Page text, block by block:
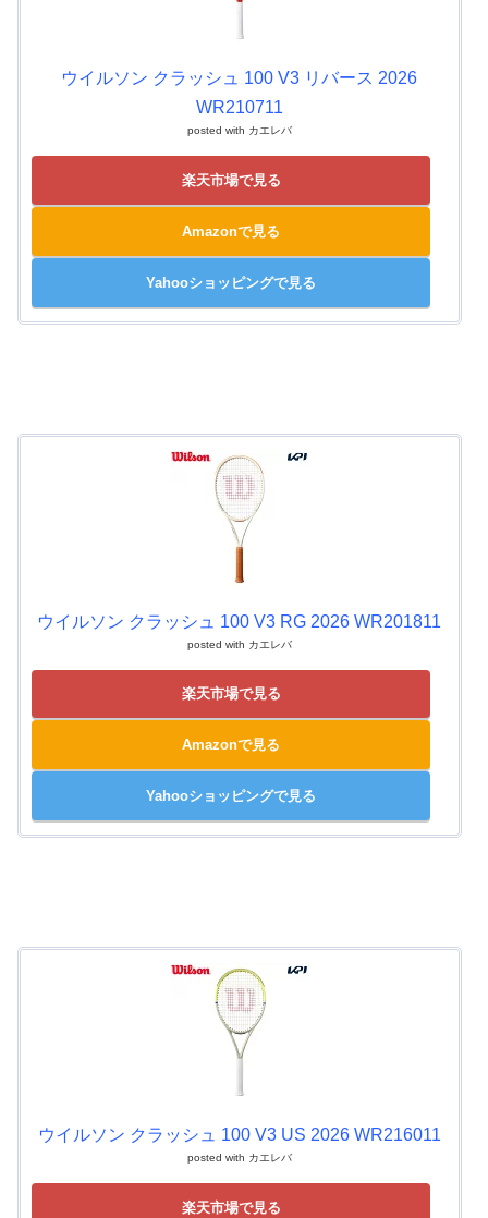
ウイルソン クラッシュ 100 V3 リバース 2026
WR210711
posted with カエレバ
楽天市場で見る
Amazonで見る
Yahooショッピングで見る
ウイルソン クラッシュ 100 V3 RG 2026 WR201811
posted with カエレバ
楽天市場で見る
Amazonで見る
Yahooショッピングで見る
ウイルソン クラッシュ 100 V3 US 2026 WR216011
posted with カエレバ
楽天市場で見る